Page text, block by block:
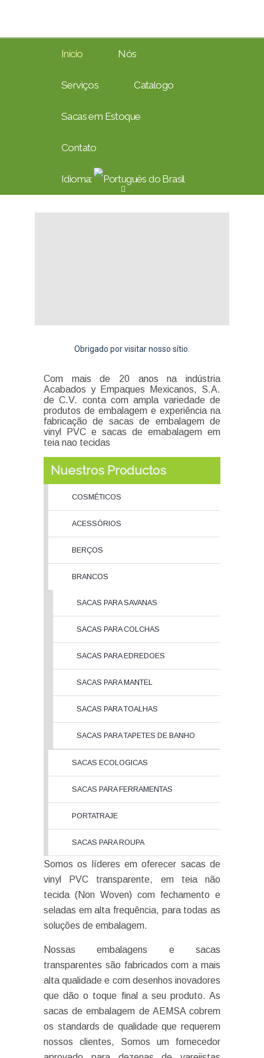
Início Nós
Serviços Catalogo
Sacas em Estoque
Contato
Idioma:
Obrigado por visitar nosso sítio.
Com mais de 20 anos na indústria
Acabados y Empaques Mexicanos, S.A.
de C.V. conta com ampla variedade de
produtos de embalagem e experiência na
fabricação de sacas de embalagem de
vinyl PVC e sacas de emabalagem em
teia nao tecidas
Nuestros Productos
COSMÉTICOS
ACESSÓRIOS
BERÇOS
BRANCOS
SACAS PARA SAVANAS
SACAS PARA COLCHAS
SACAS PARA EDREDOES
SACAS PARA MANTEL
SACAS PARA TOALHAS
SACAS PARA TAPETES DE BANHO
SACAS ECOLOGICAS
SACAS PARA FERRAMENTAS
PORTATRAJE
SACAS PARA ROUPA
Somos os líderes em oferecer sacas de
vinyl PVC transparente, em teia não
tecida (Non Woven) com fechamento e
seladas em alta frequência, para todas as
soluções de embalagem.
Nossas embalagens e sacas
transparentes são fabricados com a mais
alta qualidade e com desenhos inovadores
que dão o toque final a seu produto. As
sacas de embalagem de AEMSA cobrem
os standards de qualidade que requerem
nossos clientes, Somos um fornecedor